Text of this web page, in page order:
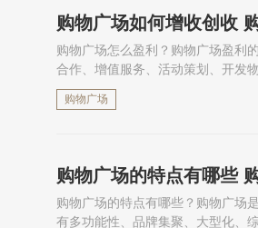
购物广场如何增收创收
购物广场怎么盈利？购物广场盈利
合作、增值服务、活动策划、开发
式，综合运用，提高购物广场的收
购物广场
购物广场的特点有哪些
购物广场的特点有哪些？购物广场
有多功能性、品牌集聚、大型化、